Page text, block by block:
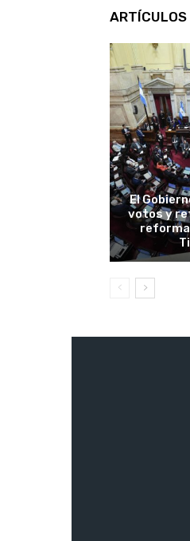
ARTÍCULOS
El
votos y
reforma